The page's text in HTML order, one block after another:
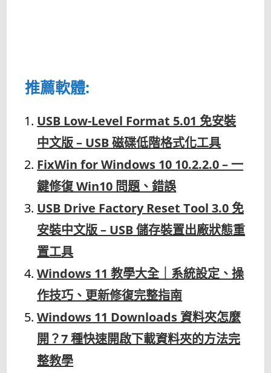
推薦軟體:
USB Low-Level Format 5.01 免安裝
中文版 – USB 磁碟低階格式化工具
FixWin for Windows 10 10.2.2.0 – 一
鍵修復 Win10 問題、錯誤
USB Drive Factory Reset Tool 3.0 免
安裝中文版 – USB 儲存裝置出廠狀態重
置工具
Windows 11 教學大全｜系統設定、操
作技巧、更新修復完整指南
Windows 11 Downloads 資料夾怎麼
開？7 種快速開啟下載資料夾的方法完
整教學